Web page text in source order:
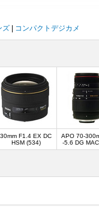
ズ コンパクトデジカメ
30mm F1.4 EX DC
HSM (534)
APO 70-
-5.6 DG